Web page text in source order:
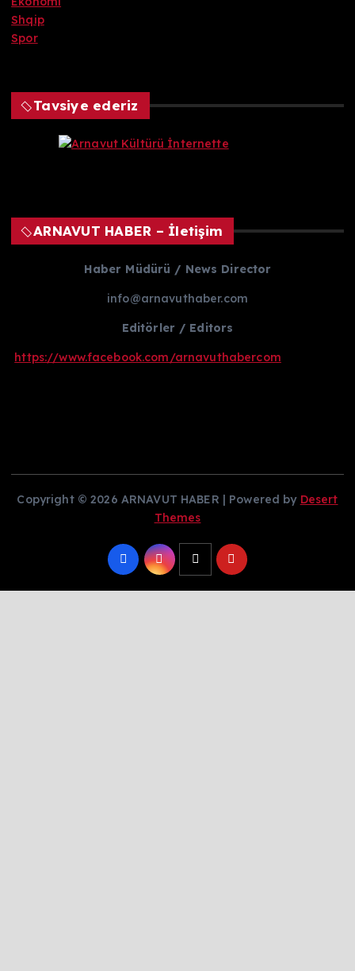
Shqip
Spor
Tavsiye ederiz
ARNAVUT HABER – İletişim
Haber Müdürü / News Director
info@arnavuthaber.com
Editörler / Editors
https://www.facebook.com/arnavuthabercom
Copyright © 2026 ARNAVUT HABER | Powered by Desert
Themes